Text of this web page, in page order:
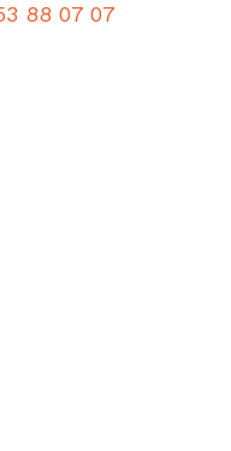
88 07 07